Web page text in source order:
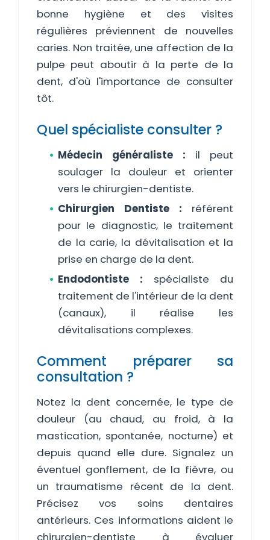
bonne hygiène et des visites
régulières préviennent de nouvelles
caries. Non traitée, une affection de la
pulpe peut aboutir à la perte de la
dent, d'où l'importance de consulter
tôt.
Quel spécialiste consulter ?
Médecin généraliste : il peut
soulager la douleur et orienter
vers le chirurgien-dentiste.
Chirurgien Dentiste : référent
pour le diagnostic, le traitement
de la carie, la dévitalisation et la
prise en charge de la dent.
Endodontiste : spécialiste du
traitement de l'intérieur de la dent
(canaux), il réalise les
dévitalisations complexes.
Comment préparer sa
consultation ?
Notez la dent concernée, le type de
douleur (au chaud, au froid, à la
mastication, spontanée, nocturne) et
depuis quand elle dure. Signalez un
éventuel gonflement, de la fièvre, ou
un traumatisme récent de la dent.
Précisez vos soins dentaires
antérieurs. Ces informations aident le
chirurgien-dentiste à évaluer